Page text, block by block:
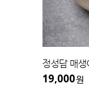
정성담 매
19,000원